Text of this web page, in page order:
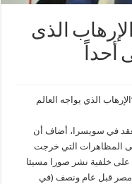
الذى
أحداً
الذي يواجه العالم
في سويسرا، أضاف أن
المظاهرات التي خرجت
على مقتل 12 فرنسيا على خلفية نشر صورا مسيئا
مصر قبل عام ونصف (في